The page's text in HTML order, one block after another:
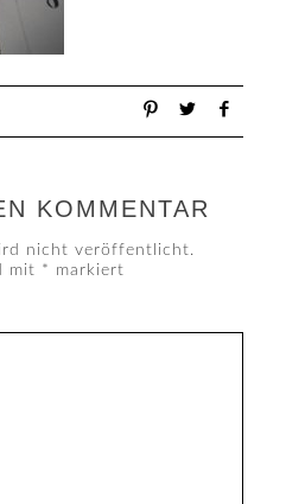
KOMMENTAR
nicht veröffentlicht.
mit * markiert